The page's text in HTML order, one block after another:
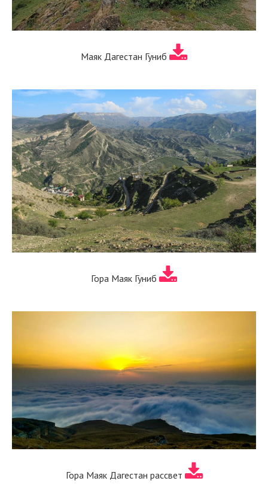
Маяк Дагестан Гуниб
Гора Маяк Гуниб
Гора Маяк Дагестан рассвет